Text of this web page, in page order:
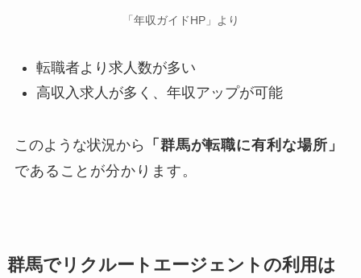
「年収ガイドHP」より
転職者より求人数が多い
高収入求人が多く、年収アップが可能
このような状況から
「群馬が転職に有利な場所」
であることが分かります。
群馬でリクルートエージェントの利用は